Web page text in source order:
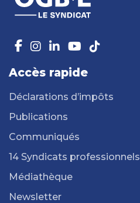
Accès rapide
Déclarations d’impôts
Publications
Communiqués
14 Syndicats professionnels
Médiathèque
Newsletter